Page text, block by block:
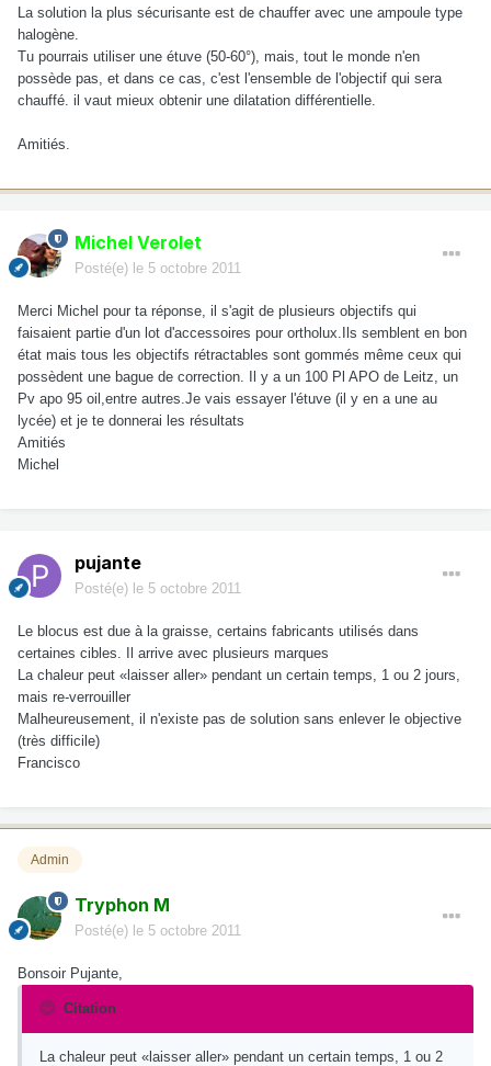
La solution la plus sécurisante est de chauffer avec une ampoule type
halogène.
Tu pourrais utiliser une étuve (50-60°), mais, tout le monde n'en
possède pas, et dans ce cas, c'est l'ensemble de l'objectif qui sera
chauffé. il vaut mieux obtenir une dilatation différentielle.
Amitiés.
Michel Verolet
Posté(e) le 5 octobre 2011
Merci Michel pour ta réponse, il s'agit de plusieurs objectifs qui
faisaient partie d'un lot d'accessoires pour ortholux.Ils semblent en bon
état mais tous les objectifs rétractables sont gommés même ceux qui
possèdent une bague de correction. Il y a un 100 Pl APO de Leitz, un
Pv apo 95 oil,entre autres.Je vais essayer l'étuve (il y en a une au
lycée) et je te donnerai les résultats
Amitiés
Michel
pujante
Posté(e) le 5 octobre 2011
Le blocus est due à la graisse, certains fabricants utilisés dans
certaines cibles. Il arrive avec plusieurs marques
La chaleur peut «laisser aller» pendant un certain temps, 1 ou 2 jours,
mais re-verrouiller
Malheureusement, il n'existe pas de solution sans enlever le objective
(très difficile)
Francisco
Admin
Tryphon M
Posté(e) le 5 octobre 2011
Bonsoir Pujante,
Citation
La chaleur peut «laisser aller» pendant un certain temps, 1 ou 2